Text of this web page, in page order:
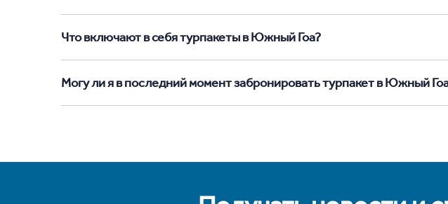
Что включают в себя турпакеты в Южный Гоа?
Могу ли я в последний момент забронировать турпакет в Южный